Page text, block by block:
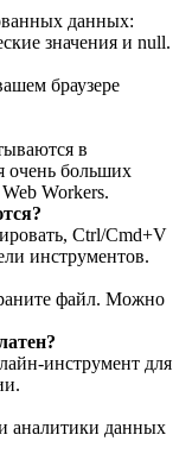
данных:
значения и null.
браузере
в
очень больших
Workers.
Ctrl/Cmd+V
инструментов.
файл. Можно
для
аналитики данных